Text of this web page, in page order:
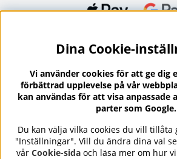
Nyhetsbrev?
I vårt nyhetsbrev får du ta del av
erbjudanden.
Se våra omdömen på⭐
Dina Cookie-
Vi använder cookies för att ge dig
förbättrad upplevelse på vår
kan användas för att visa anpassade
parter som Google.
Du kan välja vilka cookies du vill tillåta
"Inställningar". Vill du ändra dina val
vår Cookie-sida och läsa mer om hur